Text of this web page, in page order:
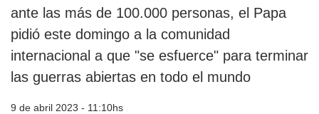
ante las más de 100.000 personas, el Papa
pidió este domingo a la comunidad
internacional a que "se esfuerce" para terminar
las guerras abiertas en todo el mundo
9 de abril 2023 - 11:10hs